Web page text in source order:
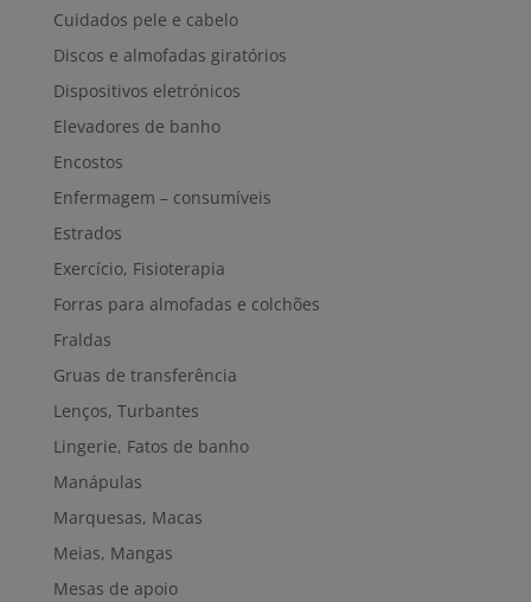
Cuidados pele e cabelo
Discos e almofadas giratórios
Dispositivos eletrónicos
Elevadores de banho
Encostos
Enfermagem – consumíveis
Estrados
Exercício, Fisioterapia
Forras para almofadas e colchões
Fraldas
Gruas de transferência
Lenços, Turbantes
Lingerie, Fatos de banho
Manápulas
Marquesas, Macas
Meias, Mangas
Mesas de apoio